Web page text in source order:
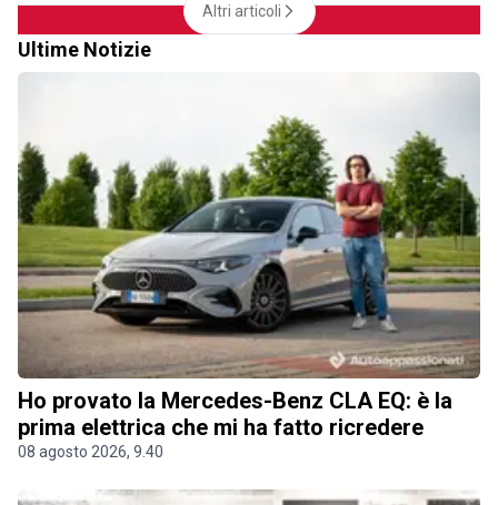
Altri articoli
Ultime Notizie
Ho provato la Mercedes-Benz CLA EQ: è la
prima elettrica che mi ha fatto ricredere
08 agosto 2026, 9.40